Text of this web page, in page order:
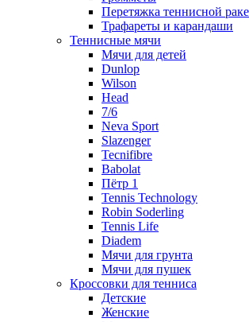
Перетяжка теннисной
Трафареты и карандаши
Теннисные мячи
Мячи для детей
Dunlop
Wilson
Head
7/6
Neva Sport
Slazenger
Tecnifibre
Babolat
Пётр 1
Tennis Technology
Robin Soderling
Tennis Life
Diadem
Мячи для грунта
Мячи для пушек
Кроссовки для тенниса
Детские
Женские